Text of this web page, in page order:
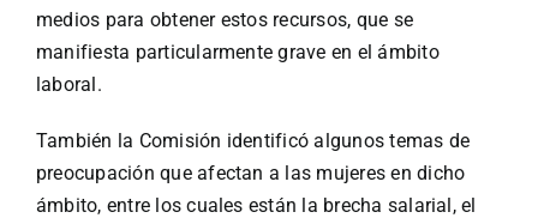
medios para obtener estos recursos, que se
manifiesta particularmente grave en el ámbito
laboral.
También la Comisión identificó algunos temas de
preocupación que afectan a las mujeres en dicho
ámbito, entre los cuales están la brecha salarial, el